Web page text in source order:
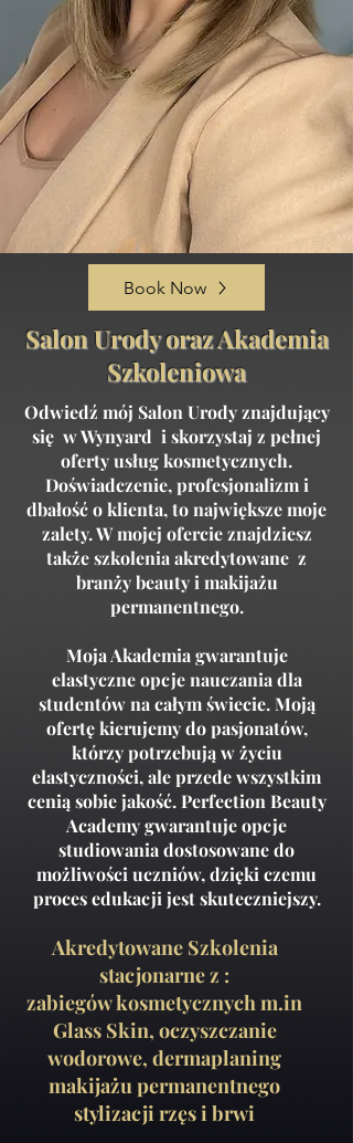
Book Now
Salon Urody oraz Akademia
Szkoleniowa
Odwiedź mój Salon Urody znajdujący
się w Wynyard i skorzystaj z pełnej
oferty usług kosmetycznych.
Doświadczenie, profesjonalizm i
dbałość o klienta, to największe moje
zalety. W mojej ofercie znajdziesz
także szkolenia akredytowane z
branży beauty i makijażu
permanentnego.
Moja Akademia gwarantuje
elastyczne opcje nauczania dla
studentów na całym świecie. Moją
ofertę kierujemy do pasjonatów,
którzy potrzebują w życiu
elastyczności, ale przede wszystkim
cenią sobie jakość. Perfection Beauty
Academy gwarantuje opcje
studiowania dostosowane do
możliwości uczniów, dzięki czemu
proces edukacji jest skuteczniejszy.
Akredytowane Szkolenia
stacjonarne z :
zabiegów kosmetycznych m.in
Glass Skin, oczyszczanie
wodorowe, dermaplaning
makijażu permanentnego
stylizacji rzęs i brwi